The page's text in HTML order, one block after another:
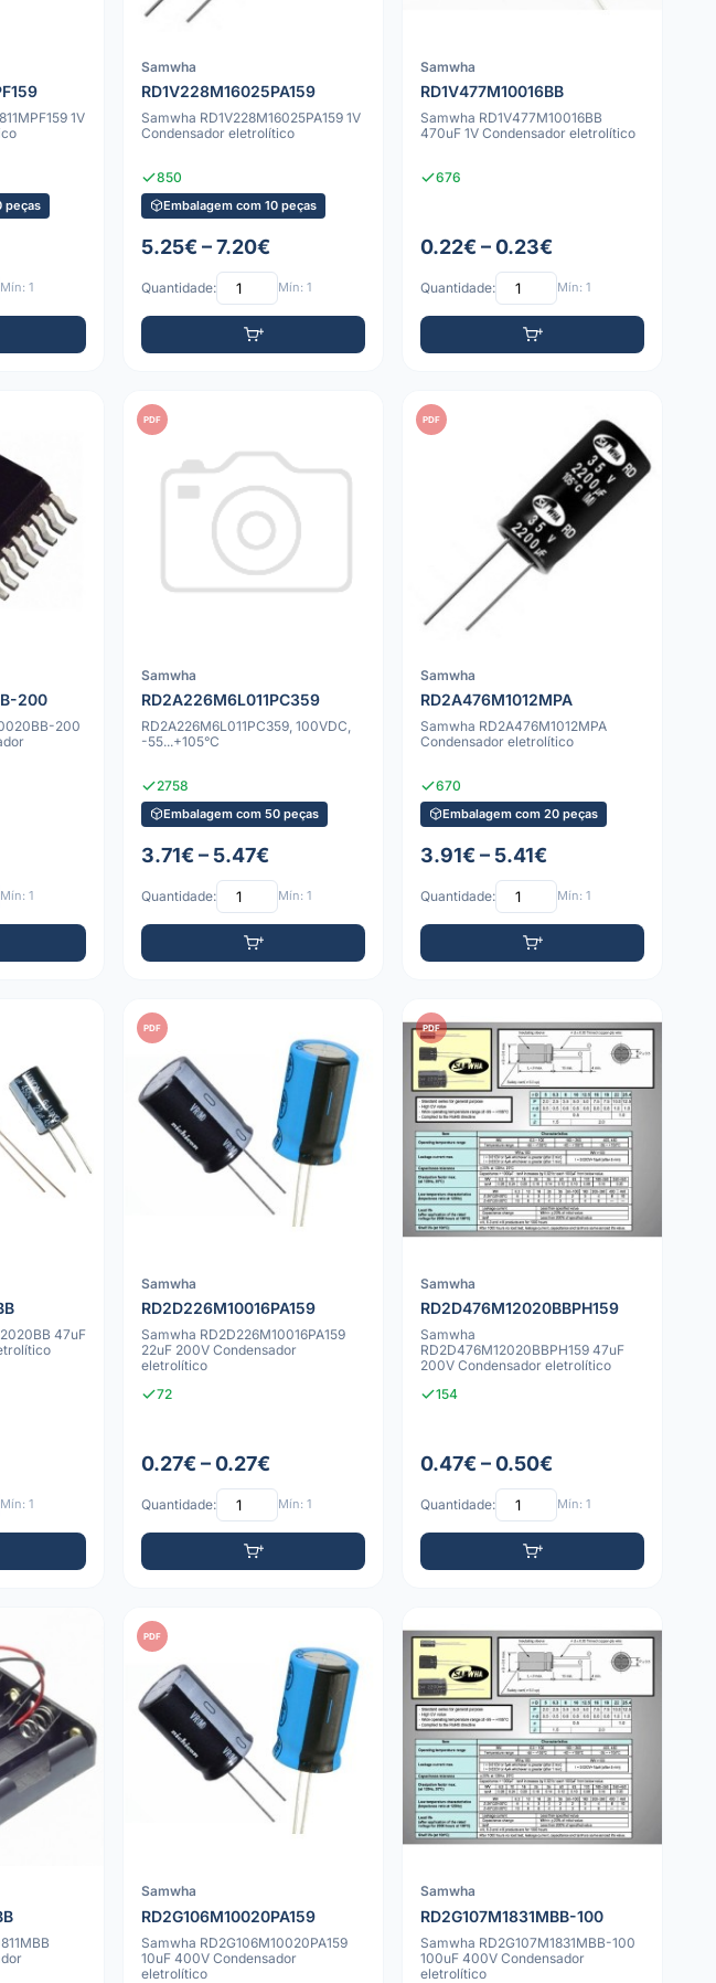
1V
peças
Mín: 1
Samwha
RD1V228M16025PA159
Samwha RD1V228M16025PA159 1V
Condensador eletrolítico
850
Embalagem com 10 peças
5.25€ – 7.20€
Quantidade: Mín: 1
Samwha
RD1V477M10016BB
Samwha RD1V477M10016BB
470uF 1V Condensador eletrolítico
676
0.22€ – 0.23€
Quantidade: Mín: 1
200
200
Mín: 1
PDF
Samwha
RD2A226M6L011PC359
RD2A226M6L011PC359, 100VDC,
-55...+105°C
2758
Embalagem com 50 peças
3.71€ – 5.47€
Quantidade: Mín: 1
PDF
Samwha
RD2A476M1012MPA
Samwha RD2A476M1012MPA
Condensador eletrolítico
670
Embalagem com 20 peças
3.91€ – 5.41€
Quantidade: Mín: 1
47uF
Mín: 1
PDF
Samwha
RD2D226M10016PA159
Samwha RD2D226M10016PA159
22uF 200V Condensador
eletrolítico
72
0.27€ – 0.27€
Quantidade: Mín: 1
PDF
Samwha
RD2D476M12020BBPH159
Samwha
RD2D476M12020BBPH159 47uF
200V Condensador eletrolítico
154
0.47€ – 0.50€
Quantidade: Mín: 1
PDF
Samwha
RD2G106M10020PA159
Samwha RD2G106M10020PA159
10uF 400V Condensador
eletrolítico
Samwha
RD2G107M1831MBB-100
Samwha RD2G107M1831MBB-100
100uF 400V Condensador
eletrolítico